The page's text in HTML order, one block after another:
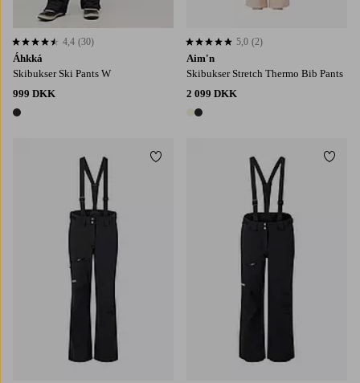
Áhkká
Skibukser Ski Pants W
999 DKK
1 farve
4,4 baseret på 30 bedømmelser
4,4 (30)
Aim'n
Skibukser Stretch Thermo Bib Pants
2 099 DKK
2 farver
5,0 baseret på 2 bedømmelser
5,0 (2)
Tilføj til favoritter